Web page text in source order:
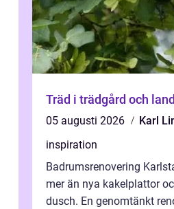
Träd i trädgård och
05 augusti 2026
Karl
inspiration
Badrumsrenovering
mer än nya kakelplattor
dusch. En genomtänkt